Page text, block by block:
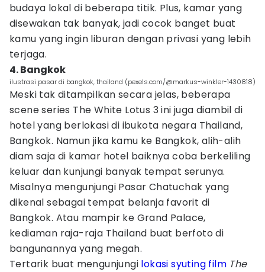
budaya lokal di beberapa titik. Plus, kamar yang
disewakan tak banyak, jadi cocok banget buat
kamu yang ingin liburan dengan privasi yang lebih
terjaga.
4. Bangkok
ilustrasi pasar di bangkok, thailand (pexels.com/@markus-winkler-1430818)
Meski tak ditampilkan secara jelas, beberapa
scene series The White Lotus 3 ini juga diambil di
hotel yang berlokasi di ibukota negara Thailand,
Bangkok. Namun jika kamu ke Bangkok, alih-alih
diam saja di kamar hotel baiknya coba berkeliling
keluar dan kunjungi banyak tempat serunya.
Misalnya mengunjungi Pasar Chatuchak yang
dikenal sebagai tempat belanja favorit di
Bangkok. Atau mampir ke Grand Palace,
kediaman raja-raja Thailand buat berfoto di
bangunannya yang megah.
Tertarik buat mengunjungi lokasi syuting film The